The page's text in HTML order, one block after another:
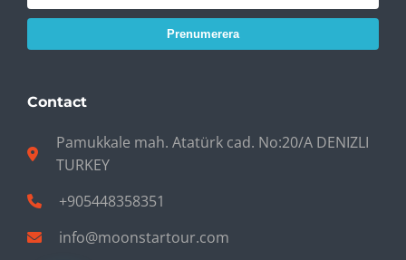
Prenumerera
Contact
Pamukkale mah. Atatürk cad. No:20/A DENIZLI
TURKEY
+905448358351
info@moonstartour.com